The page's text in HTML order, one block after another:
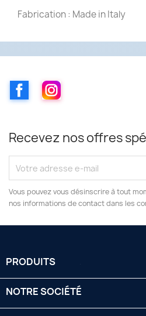
Fabrication : Made in Italy
FacebookInstagram
Recevez nos offres
Vous pouvez vous désinscrire à tout
nos informations de contact dans les
PRODUITS
NOTRE SOCIÉTÉ